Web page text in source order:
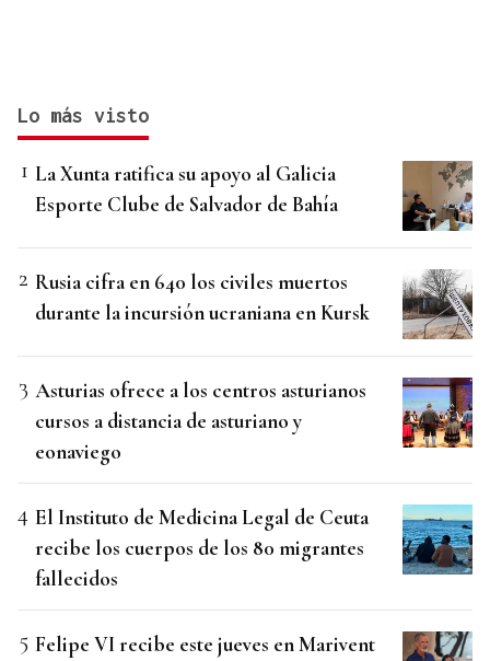
Lo más visto
La Xunta ratifica su apoyo al Galicia
Esporte Clube de Salvador de Bahía
Rusia cifra en 640 los civiles muertos
durante la incursión ucraniana en Kursk
Asturias ofrece a los centros asturianos
cursos a distancia de asturiano y
eonaviego
El Instituto de Medicina Legal de Ceuta
recibe los cuerpos de los 80 migrantes
fallecidos
Felipe VI recibe este jueves en Marivent